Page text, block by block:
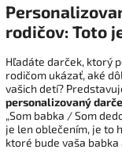
rodičov: Toto
Hľadáte darček, ktorý
rodičom ukázať, aké
vašich detí?
personalizovaný
„Som babka / Som
je len oblečením, je to
ktoré bude vaša